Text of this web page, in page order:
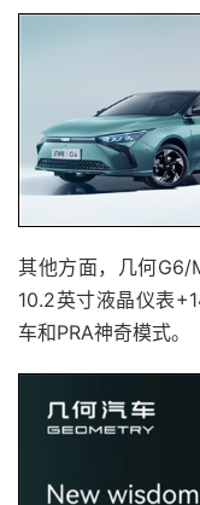
其他方面，几何G6/
10.2英寸液晶仪表
车和PRA神奇模式。